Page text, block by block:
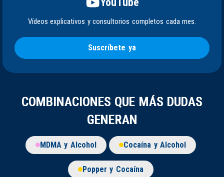
Vídeos explicativos y consultorios completos cada mes.
Suscríbete ya
COMBINACIONES QUE MÁS DUDAS
GENERAN
MDMA y Alcohol Cocaína y Alcohol
Popper y Cocaína